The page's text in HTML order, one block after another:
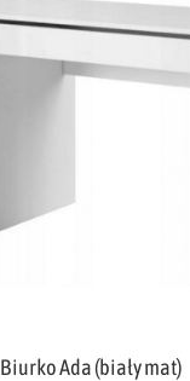
Biurko Ada (biały mat)